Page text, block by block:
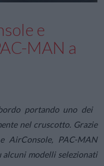
e
MAN a
portando uno dei
nel cruscotto. Grazie
AirConsole, PAC-MAN
alcuni modelli selezionati